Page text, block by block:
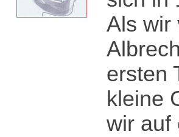
Als wir
ersten
kleine
wir auf